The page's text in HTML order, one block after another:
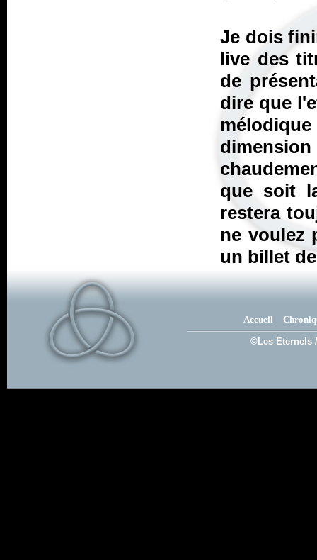
Je dois
live des
de
dire que
que soit
restera
ne voulez
un billet
Accueil
©Les Eternels